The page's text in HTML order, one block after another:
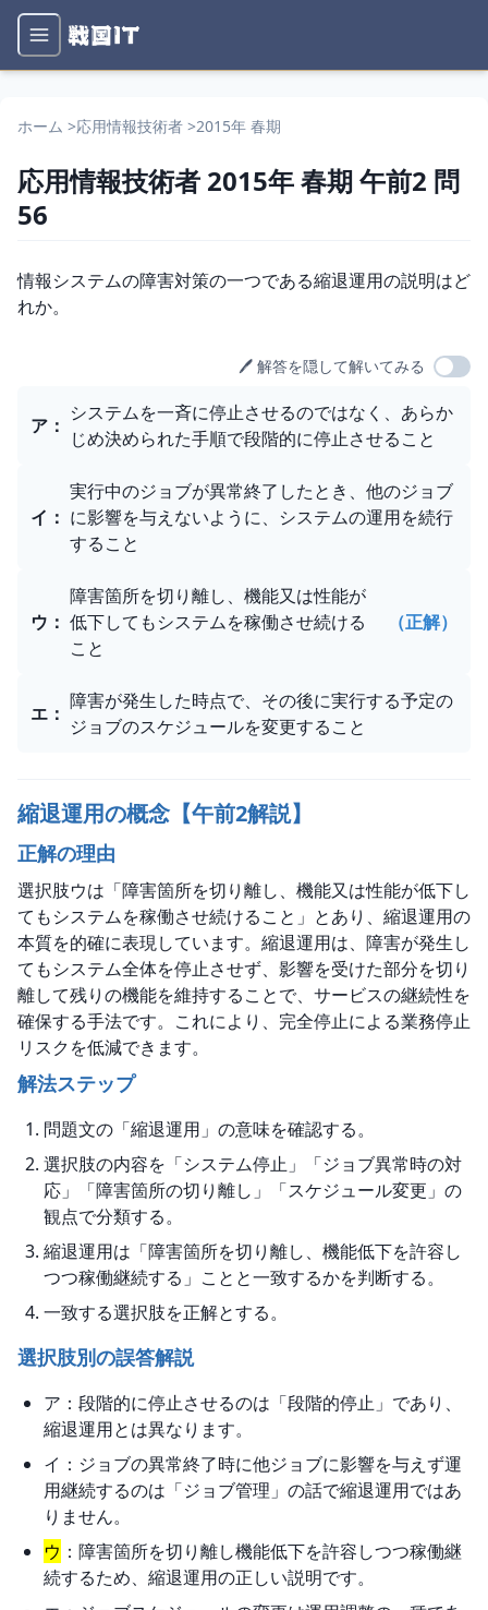
ホーム >応用情報技術者 >2015年 春期
応用情報技術者 2015年 春期午前2 問
56
問題文
情報システムの障害対策の一つである縮退運用の説明はど
れか。
🖊️ 解答を隠して解いてみる
選択肢
ア ：
システムを一斉に停止させるのではなく、あらか
じめ決められた手順で段階的に停止させること
イ ：
実行中のジョブが異常終了したとき、他のジョブ
に影響を与えないように、システムの運用を続行
すること
ウ ：
障害箇所を切り離し、機能又は性能が
低下してもシステムを稼働させ続ける
こと
（正解）
エ ：
障害が発生した時点で、その後に実行する予定の
ジョブのスケジュールを変更すること
縮退運用の概念【午前2解説】
正解の理由
選択肢ウは「障害箇所を切り離し、機能又は性能が低下し
てもシステムを稼働させ続けること」とあり、縮退運用の
本質を的確に表現しています。縮退運用は、障害が発生し
てもシステム全体を停止させず、影響を受けた部分を切り
離して残りの機能を維持することで、サービスの継続性を
確保する手法です。これにより、完全停止による業務停止
リスクを低減できます。
解法ステップ
問題文の「縮退運用」の意味を確認する。
選択肢の内容を「システム停止」「ジョブ異常時の対
応」「障害箇所の切り離し」「スケジュール変更」の
観点で分類する。
縮退運用は「障害箇所を切り離し、機能低下を許容し
つつ稼働継続する」ことと一致するかを判断する。
一致する選択肢を正解とする。
選択肢別の誤答解説
ア：段階的に停止させるのは「段階的停止」であり、
縮退運用とは異なります。
イ：ジョブの異常終了時に他ジョブに影響を与えず運
用継続するのは「ジョブ管理」の話で縮退運用ではあ
りません。
ウ ：障害箇所を切り離し機能低下を許容しつつ稼働継
続するため、縮退運用の正しい説明です。